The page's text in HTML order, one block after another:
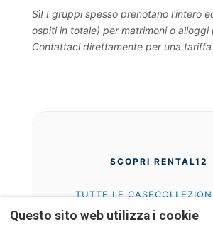
Sì! I gruppi spesso prenotano l'intero
ospiti in totale) per matrimoni o alloggi
Contattaci direttamente per una tariffa
SCOPRI RENTAL12
TUTTE LE CASE
PERCHÉ NOI (EN)
CHI SIAMO
Questo sito web utilizza i cookie